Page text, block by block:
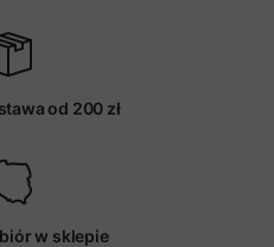
od 200 zł
w sklepie